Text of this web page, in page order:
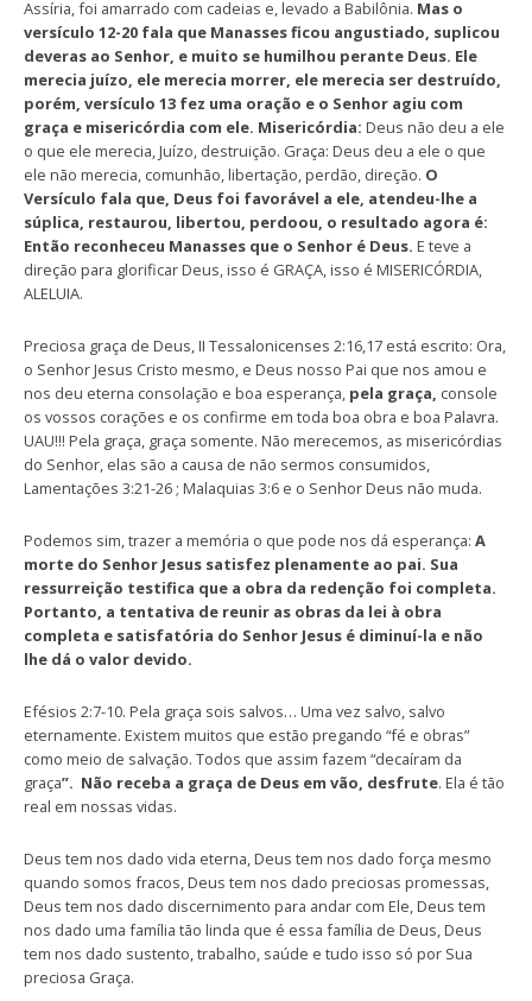
Assíria, foi amarrado com cadeias e, levado a Babilônia. Mas o
versículo 12-20 fala que Manasses ficou angustiado, suplicou
deveras ao Senhor, e muito se humilhou perante Deus. Ele
merecia juízo, ele merecia morrer, ele merecia ser destruído,
porém, versículo 13 fez uma oração e o Senhor agiu com
graça e misericórdia com ele. Misericórdia: Deus não deu a ele
o que ele merecia, Juízo, destruição. Graça: Deus deu a ele o que
ele não merecia, comunhão, libertação, perdão, direção. O
Versículo fala que, Deus foi favorável a ele, atendeu-lhe a
súplica, restaurou, libertou, perdoou, o resultado agora é:
Então reconheceu Manasses que o Senhor é Deus. E teve a
direção para glorificar Deus, isso é GRAÇA, isso é MISERICÓRDIA,
ALELUIA.
Preciosa graça de Deus, II Tessalonicenses 2:16,17 está escrito: Ora,
o Senhor Jesus Cristo mesmo, e Deus nosso Pai que nos amou e
nos deu eterna consolação e boa esperança, pela graça, console
os vossos corações e os confirme em toda boa obra e boa Palavra.
UAU!!! Pela graça, graça somente. Não merecemos, as misericórdias
do Senhor, elas são a causa de não sermos consumidos,
Lamentações 3:21-26 ; Malaquias 3:6 e o Senhor Deus não muda.
Podemos sim, trazer a memória o que pode nos dá esperança: A
morte do Senhor Jesus satisfez plenamente ao pai. Sua
ressurreição testifica que a obra da redenção foi completa.
Portanto, a tentativa de reunir as obras da lei à obra
completa e satisfatória do Senhor Jesus é diminuí-la e não
lhe dá o valor devido.
Efésios 2:7-10. Pela graça sois salvos… Uma vez salvo, salvo
eternamente. Existem muitos que estão pregando “fé e obras”
como meio de salvação. Todos que assim fazem “decaíram da
graça”. Não receba a graça de Deus em vão, desfrute. Ela é tão
real em nossas vidas.
Deus tem nos dado vida eterna, Deus tem nos dado força mesmo
quando somos fracos, Deus tem nos dado preciosas promessas,
Deus tem nos dado discernimento para andar com Ele, Deus tem
nos dado uma família tão linda que é essa família de Deus, Deus
tem nos dado sustento, trabalho, saúde e tudo isso só por Sua
preciosa Graça.